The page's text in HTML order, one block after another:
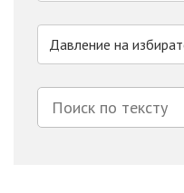
Давление на